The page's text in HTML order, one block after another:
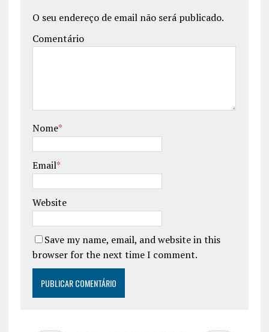
O seu endereço de email não será publicado.
Comentário
Nome*
Email*
Website
Save my name, email, and website in this
browser for the next time I comment.